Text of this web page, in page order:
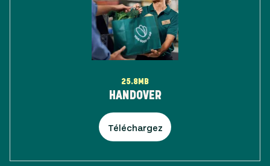
25.8MB
HANDOVER
Téléchargez